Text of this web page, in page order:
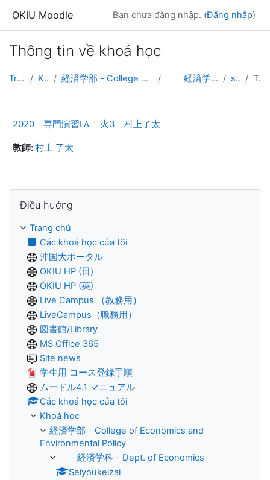
OKIU Moodle Bạn chưa đăng nhập. (Đăng nhập)
Thông tin về khoá học
Trang chủ Khoá học 経済学部 - College of Economics and Environmental Policy 経済学科 - Dept. of Economics seminar1 Tóm tắt
2020 専門演習ⅠＡ 火3 村上了太
教師:村上 了太
Điều hướng
Trang chủ
Các khoá học của tôi
沖国大ポータル
OKIU HP (日)
OKIU HP (英)
Live Campus （教務用）
LiveCampus（職務用）
図書館/Library
MS Office 365
Site news
学生用 コース登録手順
ムードル4.1 マニュアル
Các khoá học của tôi
Khoá học
経済学部 - College of Economics and
Environmental Policy
経済学科 - Dept. of Economics
Seiyoukeizai